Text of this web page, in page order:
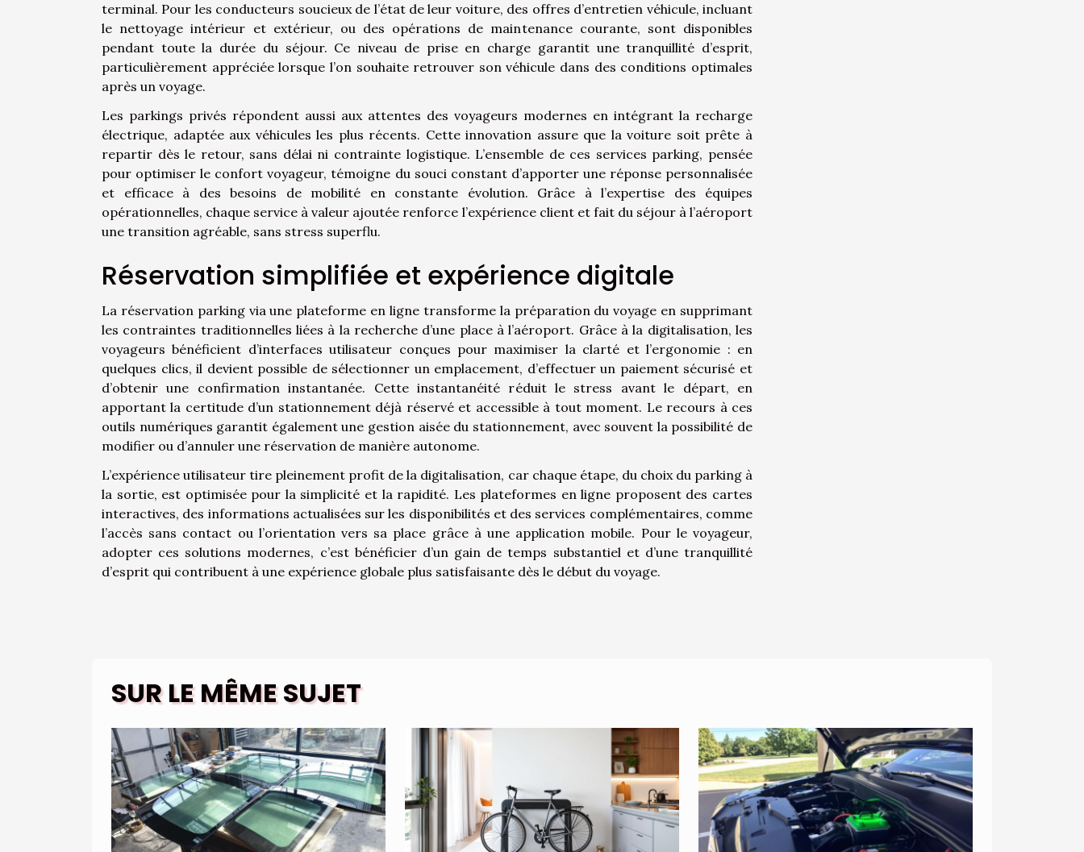
terminal. Pour les conducteurs soucieux de l’état de leur voiture, des offres d’entretien véhicule, incluant
le nettoyage intérieur et extérieur, ou des opérations de maintenance courante, sont disponibles
pendant toute la durée du séjour. Ce niveau de prise en charge garantit une tranquillité d’esprit,
particulièrement appréciée lorsque l’on souhaite retrouver son véhicule dans des conditions optimales
après un voyage.
Les parkings privés répondent aussi aux attentes des voyageurs modernes en intégrant la recharge
électrique, adaptée aux véhicules les plus récents. Cette innovation assure que la voiture soit prête à
repartir dès le retour, sans délai ni contrainte logistique. L’ensemble de ces services parking, pensée
pour optimiser le confort voyageur, témoigne du souci constant d’apporter une réponse personnalisée
et efficace à des besoins de mobilité en constante évolution. Grâce à l’expertise des équipes
opérationnelles, chaque service à valeur ajoutée renforce l’expérience client et fait du séjour à l’aéroport
une transition agréable, sans stress superflu.
Réservation simplifiée et expérience digitale
La réservation parking via une plateforme en ligne transforme la préparation du voyage en supprimant
les contraintes traditionnelles liées à la recherche d’une place à l’aéroport. Grâce à la digitalisation, les
voyageurs bénéficient d’interfaces utilisateur conçues pour maximiser la clarté et l’ergonomie : en
quelques clics, il devient possible de sélectionner un emplacement, d’effectuer un paiement sécurisé et
d’obtenir une confirmation instantanée. Cette instantanéité réduit le stress avant le départ, en
apportant la certitude d’un stationnement déjà réservé et accessible à tout moment. Le recours à ces
outils numériques garantit également une gestion aisée du stationnement, avec souvent la possibilité de
modifier ou d’annuler une réservation de manière autonome.
L’expérience utilisateur tire pleinement profit de la digitalisation, car chaque étape, du choix du parking à
la sortie, est optimisée pour la simplicité et la rapidité. Les plateformes en ligne proposent des cartes
interactives, des informations actualisées sur les disponibilités et des services complémentaires, comme
l’accès sans contact ou l’orientation vers sa place grâce à une application mobile. Pour le voyageur,
adopter ces solutions modernes, c’est bénéficier d’un gain de temps substantiel et d’une tranquillité
d’esprit qui contribuent à une expérience globale plus satisfaisante dès le début du voyage.
SUR LE MÊME SUJET